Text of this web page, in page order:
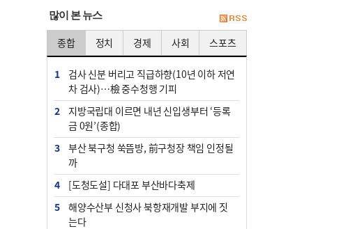
많이 본 뉴스
종합 정치 경제 사회 스포츠
1
검사 신분 버리고 직급하향(10년 이하 저연
차 검사)…檢 중수청행 기피
2
지방국립대 이르면 내년 신입생부터 ‘등록
금 0원’(종합)
3
부산 북구청 쑥뜸방, 前구청장 책임 인정될
까
4
[도청도설] 다대포 부산바다축제
5
해양수산부 신청사 북항재개발 부지에 짓
는다